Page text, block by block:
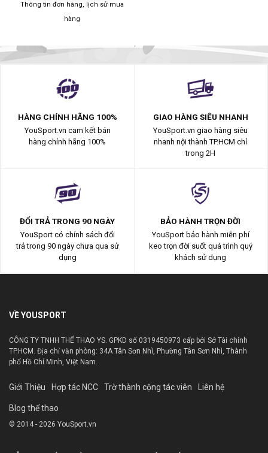
Thông tin đơn hàng, lịch sử mua
hàng
HÀNG CHÍNH HÃNG 100%
YouSport.vn cam kết bán
hàng chính hãng 100%
GIAO HÀNG SIÊU NHANH
YouSport.vn giao hàng siêu
nhanh nội thành TP.HCM chỉ
trong 2H
ĐỔI TRẢ TRONG 90 NGÀY
YouSport có chính sách đổi
trả trong 90 ngày chưa qua sử
dụng
BẢO HÀNH TRỌN ĐỜI
YouSport bảo hành miễn phí
keo trọn đời suốt quá trình quý
khách sử dụng
VỀ YOUSPORT
CÔNG TY TNHH THỂ THAO YS. GPKD số 0319450973 cấp bởi Sở Tài chính
TP.HCM. Địa chỉ văn phòng: 34A Tân Sơn Nhì, Phường Tân Sơn Nhì, Thành
phố Hồ Chí Minh, Việt Nam.
Giới Thiệu Hợp tác NCC Trờ thành cộng tác viên Liên hệ
Blog thể thao
© 2014 - 2026 YouSport.vn